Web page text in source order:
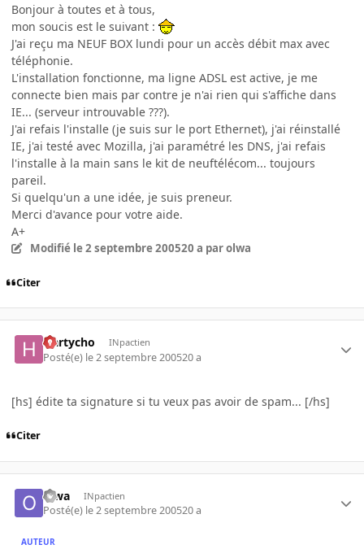
Bonjour à toutes et à tous,
mon soucis est le suivant :
J'ai reçu ma NEUF BOX lundi pour un accès débit max avec
téléphonie.
L'installation fonctionne, ma ligne ADSL est active, je me
connecte bien mais par contre je n'ai rien qui s'affiche dans
IE... (serveur introuvable ???).
J'ai refais l'installe (je suis sur le port Ethernet), j'ai réinstallé
IE, j'ai testé avec Mozilla, j'ai paramétré les DNS, j'ai refais
l'installe à la main sans le kit de neuftélécom... toujours
pareil.
Si quelqu'un a une idée, je suis preneur.
Merci d'avance pour votre aide.
A+
Modifié le 2 septembre 200520 a par olwa
Citer
Hartycho INpactien
Posté(e) le 2 septembre 200520 a
[hs] édite ta signature si tu veux pas avoir de spam... [/hs]
Citer
olwa INpactien
Posté(e) le 2 septembre 200520 a
AUTEUR